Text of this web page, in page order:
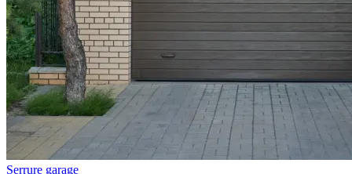
Serrure garage